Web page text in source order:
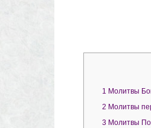
1 Молитвы
2 Молитвы
3 Молитвы